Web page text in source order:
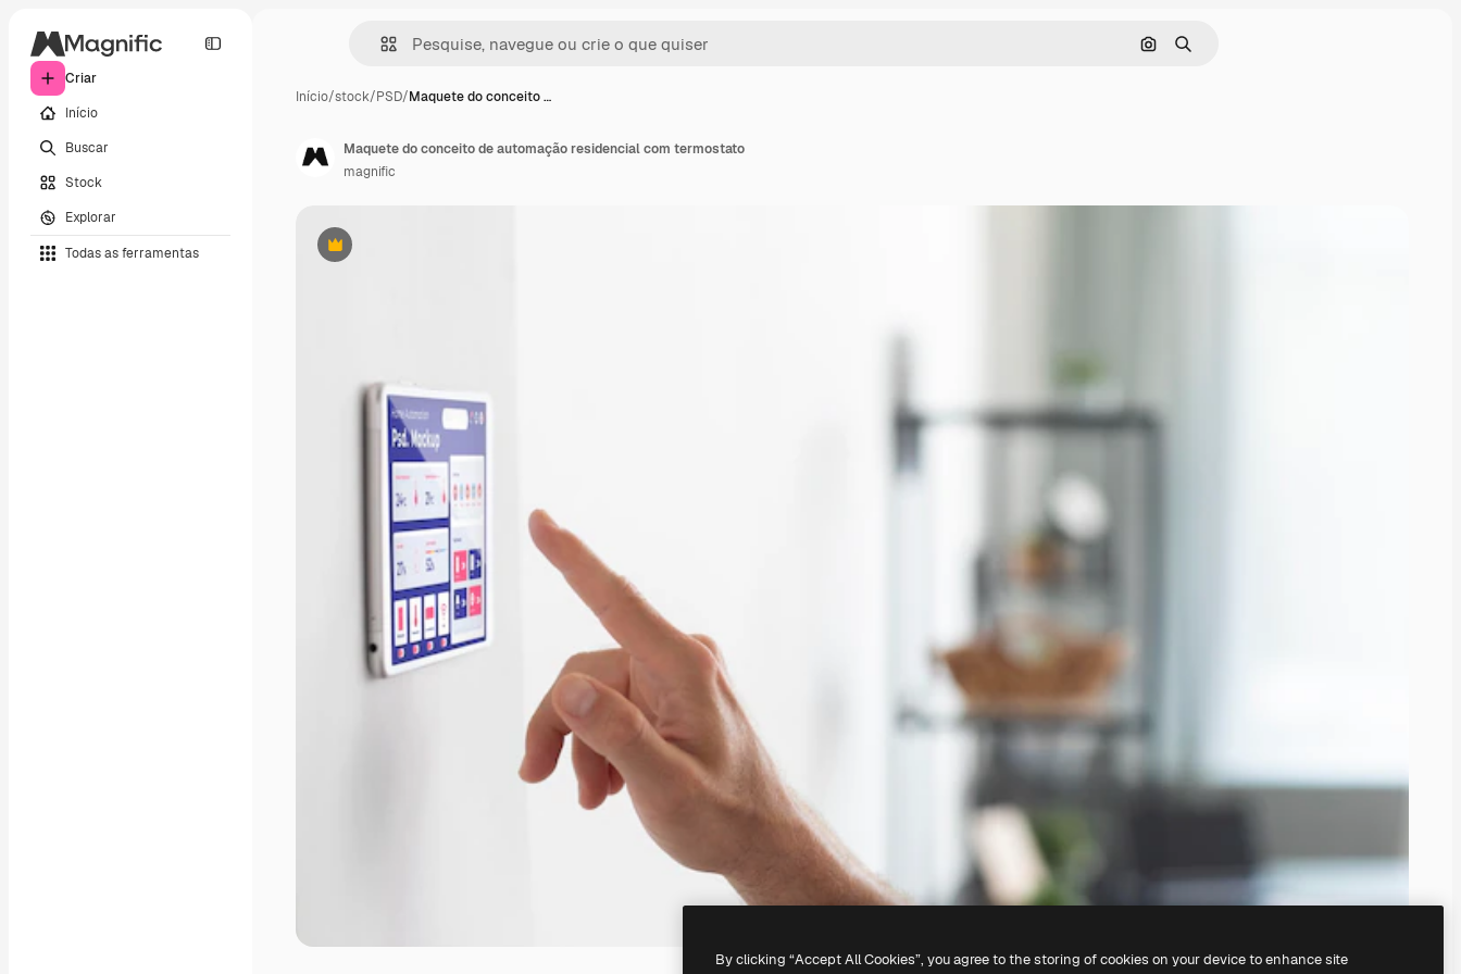
Criar
Início
Buscar
Stock
Explorar
Todas as ferramentas
Pesquisar por imagem
Buscar
Início/stock/PSD/Maquete do conceito …
Premium
Maquete do conceito de automação residencial com termostato
magnific
By clicking “Accept All Cookies”, you agree to the storing of cookies on your device to enhance site